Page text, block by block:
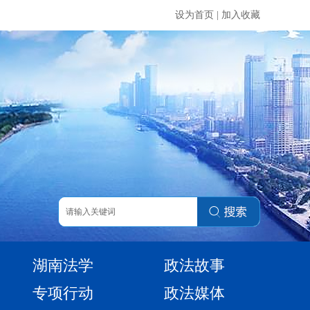
设为首页 加入收藏
湖南法学
政法故事
专项行动
政法媒体